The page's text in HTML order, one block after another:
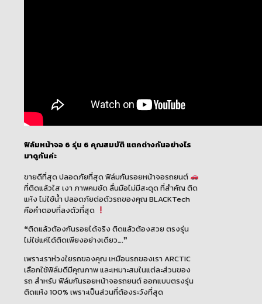
ฟิล์มหน้าจอ 6 รุ่น 6 คุณสมบัติ แตกต่างกันอย่างไร
มาดูกันค่ะ
ขายดีที่สุด ปลอดภัยที่สุด ฟิล์มกันรอยหน้าจอรถยนต์
ที่ติดแล้วใส เงา ภาพคมชัด ลื่นมือไม่มีสะดุด ที่สำคัญ ติด
แห้ง ไม่ใช้น้ำ ปลอดภัยต่อตัวรถของคุณ BLACKTech
คือคำตอบที่ลงตัวที่สุด
❝ติดแล้วต้องกันรอยได้จริง ติดแล้วต้องสวย ตรงรุ่น
ไม่ใช่แค่ได้ติดเพียงอย่างเดียว….❞
เพราะเราห่วงใยรถของคุณ เหมือนรถของเรา ARCTIC
เลือกใช้ฟิล์มดีมีคุณภาพ และเหมาะสมในแต่ละส่วนของ
รถ สำหรับ ฟิล์มกันรอยหน้าจอรถยนต์ ออกแบบตรงรุ่น
ติดแห้ง 100% เพราะเป็นส่วนที่ต้องระวังที่สุด